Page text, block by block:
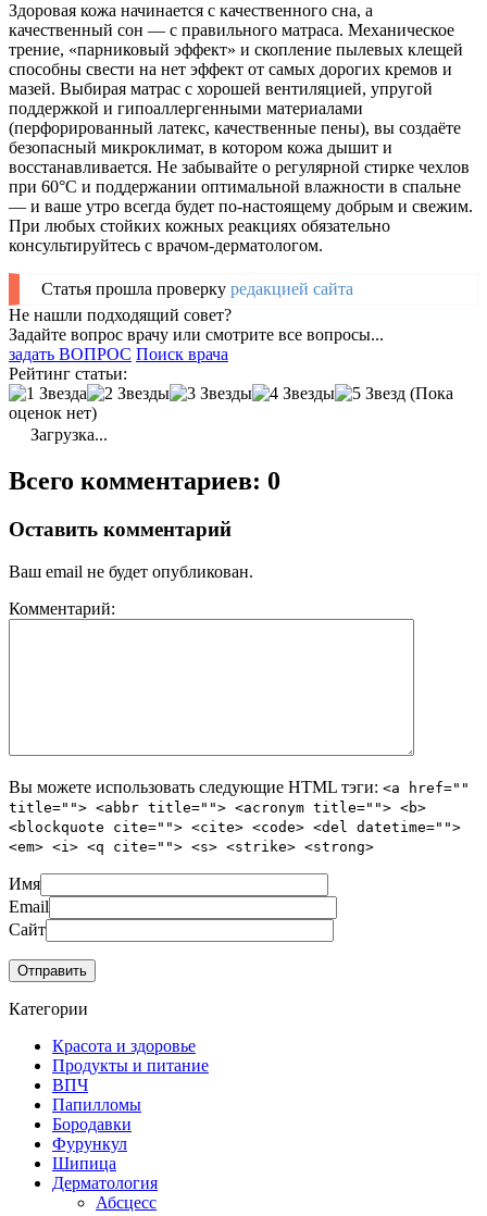
Здоровая кожа начинается с качественного сна, а
качественный сон — с правильного матраса. Механическое
трение, «парниковый эффект» и скопление пылевых клещей
способны свести на нет эффект от самых дорогих кремов и
мазей. Выбирая матрас с хорошей вентиляцией, упругой
поддержкой и гипоаллергенными материалами
(перфорированный латекс, качественные пены), вы создаёте
безопасный микроклимат, в котором кожа дышит и
восстанавливается. Не забывайте о регулярной стирке чехлов
при 60°C и поддержании оптимальной влажности в спальне
— и ваше утро всегда будет по-настоящему добрым и свежим.
При любых стойких кожных реакциях обязательно
консультируйтесь с врачом-дерматологом.
Статья прошла проверку редакцией сайта
Не нашли подходящий совет?
Задайте вопрос врачу или смотрите все вопросы...
задать ВОПРОС Поиск врача
Рейтинг статьи:
(Пока
оценок нет)
Загрузка...
Всего комментариев: 0
Оставить комментарий
Ваш email не будет опубликован.
Комментарий:
Вы можете использовать следующие HTML тэги: <a href=""
title=""> <abbr title=""> <acronym title=""> <b>
<blockquote cite=""> <cite> <code> <del datetime="">
<em> <i> <q cite=""> <s> <strike> <strong>
Имя
Email
Сайт
Категории
Красота и здоровье
Продукты и питание
ВПЧ
Папилломы
Бородавки
Фурункул
Шипица
Дерматология
Абсцесс